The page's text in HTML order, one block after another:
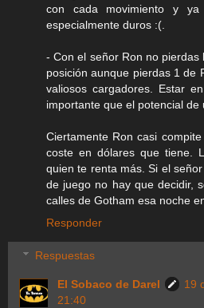
con cada movimiento y
especialmente duros :(.
- Con el señor Ron no
posición aunque pierdas 1 de
valiosos cargadores. Estar
importante que el potencial de
Ciertamente Ron casi
coste en dólares que tiene.
quien te renta más. Si el
de juego no hay que decidir,
calles de Gotham esa noche
Responder
Respuestas
El Sobaco de Darel
19
21:40